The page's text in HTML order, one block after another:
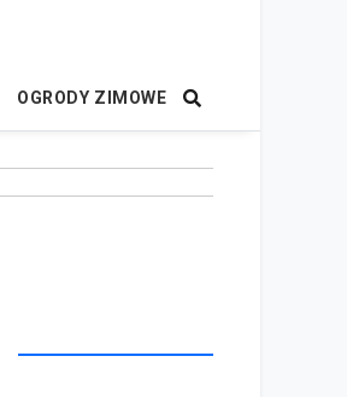
OGRODY ZIMOWE